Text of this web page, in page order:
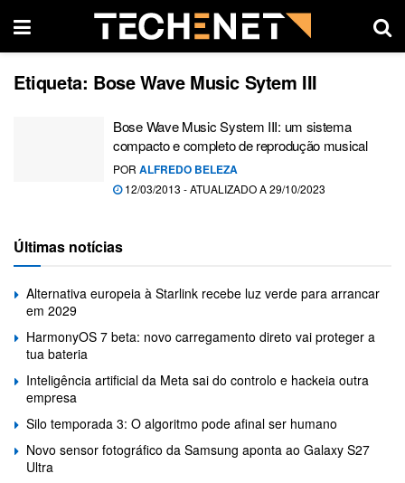
Etiqueta: Bose Wave Music Sytem III
Bose Wave Music System III: um sistema
compacto e completo de reprodução musical
POR ALFREDO BELEZA
12/03/2013 - ATUALIZADO A 29/10/2023
Últimas notícias
Alternativa europeia à Starlink recebe luz verde para arrancar
em 2029
HarmonyOS 7 beta: novo carregamento direto vai proteger a
tua bateria
Inteligência artificial da Meta sai do controlo e hackeia outra
empresa
Silo temporada 3: O algoritmo pode afinal ser humano
Novo sensor fotográfico da Samsung aponta ao Galaxy S27
Ultra